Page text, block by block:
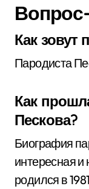
Как зовут
Пародиста
Как
Пескова?
Биография
интересная
родился в